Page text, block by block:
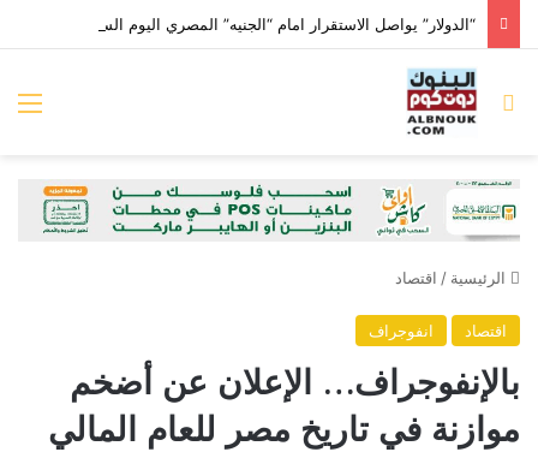
بحث عن
الرئيسية / اقتصاد
اقتصاد انفوجراف
بالإنفوجراف… الإعلان عن أضخم
موازنة في تاريخ مصر للعام المالي